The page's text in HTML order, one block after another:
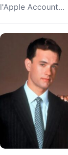
l'Apple Account…